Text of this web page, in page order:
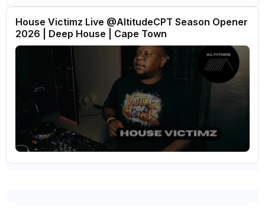
House Victimz Live ‪‪@AltitudeCPT‬ Season Opener
2026 | Deep House | Cape Town